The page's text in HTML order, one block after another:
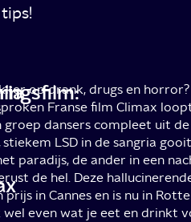
op drank, drugs en
Franse film Climax
groep dansers compleet uit
LSD in de sangria
paradijs, de ander in een
de hel. Deze
prijs in Cannes en is nu in
wel even wat je eet en drinkt